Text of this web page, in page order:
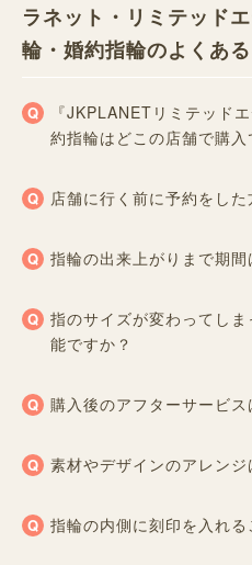
ラネット・リミテッド
輪・婚約指輪のよくあ
『JKPLANETリミテッド
約指輪はどこの店舗で購入
店舗に行く前に予約をし
指輪の出来上がりまで期
指のサイズが変わってし
能ですか？
購入後のアフターサービス
素材やデザインのアレンジ
指輪の内側に刻印を入れ